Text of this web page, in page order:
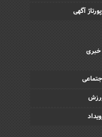
آگهی